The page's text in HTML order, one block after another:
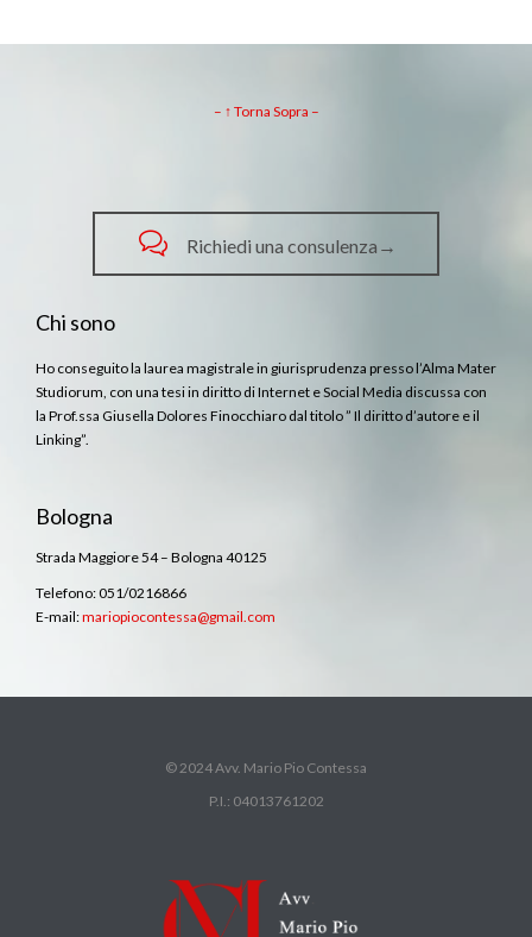
– ↑ Torna Sopra –
 Richiedi una consulenza→
Chi sono
Ho conseguito la laurea magistrale in giurisprudenza presso l’Alma Mater
Studiorum, con una tesi in diritto di Internet e Social Media discussa con
la Prof.ssa Giusella Dolores Finocchiaro dal titolo ” Il diritto d’autore e il
Linking”.
Bologna
Strada Maggiore 54 – Bologna 40125
Telefono: 051/0216866
E-mail:mariopiocontessa@gmail.com
© 2024 Avv. Mario Pio Contessa
P.I.: 04013761202